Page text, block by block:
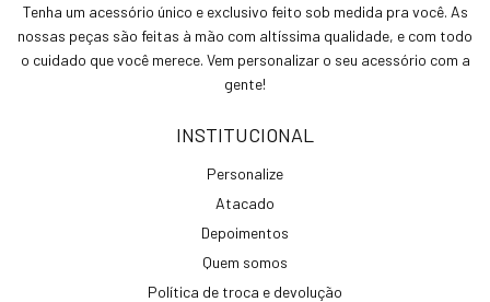
Tenha um acessório único e exclusivo feito sob medida pra você. As
nossas peças são feitas à mão com altíssima qualidade, e com todo
o cuidado que você merece. Vem personalizar o seu acessório com a
gente!
INSTITUCIONAL
Personalize
Atacado
Depoimentos
Quem somos
Política de troca e devolução